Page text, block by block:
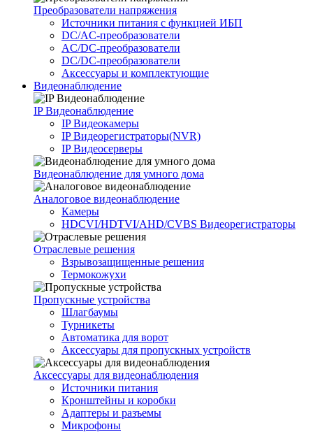
Преобразователи напряжения
Источники питания c функцией ИБП
DC/AC-преобразователи
AC/DC-преобразователи
DC/DC-преобразователи
Аксессуары и комплектующие
Видеонаблюдение
IP Видеонаблюдение
IP Видеокамеры
IP Видеорегистраторы(NVR)
IP Видеосерверы
Видеонаблюдение для умного дома
Аналоговое видеонаблюдение
Камеры
HDCVI/HDTVI/AHD/CVBS Видеорегистраторы
Отраслевые решения
Взрывозащищенные решения
Термокожухи
Пропускные устройства
Шлагбаумы
Турникеты
Автоматика для ворот
Аксессуары для пропускных устройств
Аксессуары для видеонаблюдения
Источники питания
Кронштейны и коробки
Адаптеры и разъемы
Микрофоны